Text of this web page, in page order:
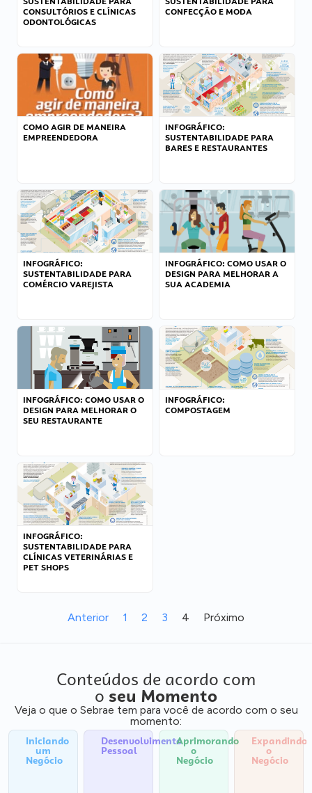
CONSULTÓRIOS E CLÍNICAS
ODONTOLÓGICAS
CONFECÇÃO E MODA
COMO AGIR DE MANEIRA
EMPREENDEDORA
INFOGRÁFICO:
SUSTENTABILIDADE PARA
BARES E RESTAURANTES
INFOGRÁFICO:
SUSTENTABILIDADE PARA
COMÉRCIO VAREJISTA
INFOGRÁFICO: COMO USAR O
DESIGN PARA MELHORAR A
SUA ACADEMIA
INFOGRÁFICO: COMO USAR O
DESIGN PARA MELHORAR O
SEU RESTAURANTE
INFOGRÁFICO:
COMPOSTAGEM
INFOGRÁFICO:
SUSTENTABILIDADE PARA
CLÍNICAS VETERINÁRIAS E
PET SHOPS
Anterior 1 2 3 4 Próximo
Conteúdos de acordo com
o seu Momento
Veja o que o Sebrae tem para você de acordo com o seu
momento:
Iniciando
um
Negócio
Desenvolvimento
Pessoal
Aprimorando
o
Negócio
Expandindo
o
Negócio